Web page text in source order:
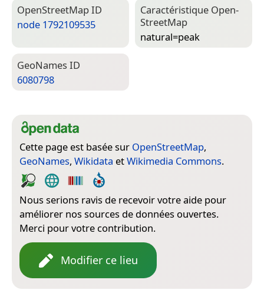
Open­Street­Map ID
node 1792109535
Caractéristique Open­
Street­Map
natural=­peak
Geo­Names ID
6080798
Cette page est basée sur OpenStreetMap,
GeoNames, Wikidata etWikimedia Commons.
Nous serions ravis de recevoir votre aide pour
améliorer nos sources de données ouvertes.
Merci pour votre contribution.
Modifier ce lieu